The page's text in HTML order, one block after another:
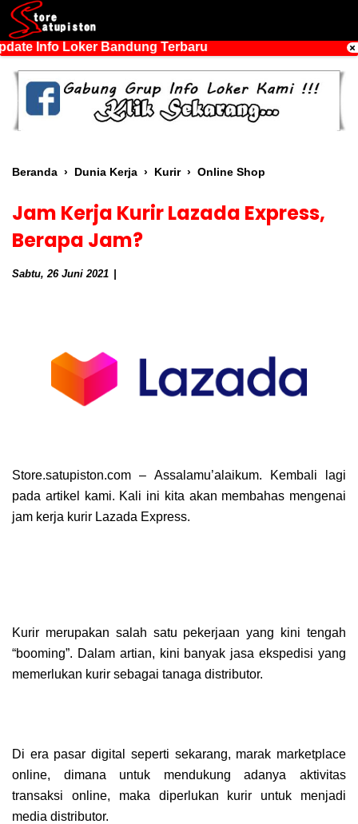
Beranda › Dunia Kerja › Kurir › Online Shop
Jam Kerja Kurir Lazada Express,
Berapa Jam?
Sabtu, 26 Juni 2021
Store.satupiston.com – Assalamu’alaikum. Kembali lagi
pada artikel kami. Kali ini kita akan membahas mengenai
jam kerja kurir Lazada Express.
Kurir merupakan salah satu pekerjaan yang kini tengah
“booming”. Dalam artian, kini banyak jasa ekspedisi yang
memerlukan kurir sebagai tanaga distributor.
Di era pasar digital seperti sekarang, marak marketplace
online, dimana untuk mendukung adanya aktivitas
transaksi online, maka diperlukan kurir untuk menjadi
media distributor.
Info Loker Bandung Terbaru